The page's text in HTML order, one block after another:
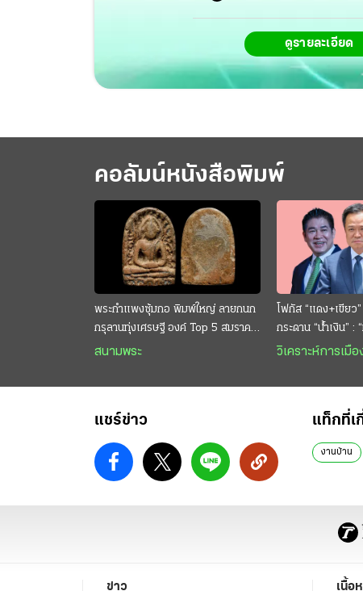
ดูรายละเอียด
คอลัมน์หนังสือพิมพ์
พระกำแพงซุ้มกอ พิมพ์ใหญ่ ลายกนก
กรุลานทุ่งเศรษฐี องค์ Top 5 สมราคา
หลักสิบล้าน
สนามพระ
โฟกัส “แดง+เขียว
กระดาน “นํ้าเงิน” :
กระหาย “อนุทิน” ดั
วิเคราะห์การเมือ
แชร์ข่าว แท็กที่เ
งานบ้าน
ข่าว เนื้อ